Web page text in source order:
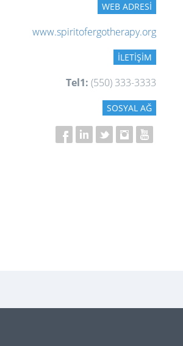
WEB ADRESI
www.spiritofergotherapy.org
İLETIŞIM
Tel1: (550) 333-3333
SOSYAL AĞ